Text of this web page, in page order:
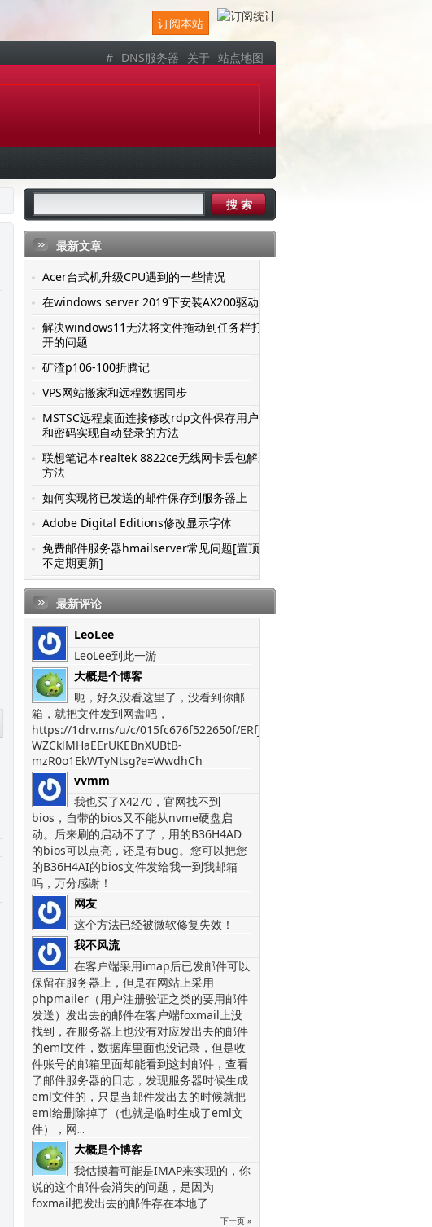
订阅本站
# DNS服务器 关于 站点地图
最新文章
Acer台式机升级CPU遇到的一些情况
在windows server 2019下安装AX200驱动
解决windows11无法将文件拖动到任务栏打
开的问题
矿渣p106-100折腾记
VPS网站搬家和远程数据同步
MSTSC远程桌面连接修改rdp文件保存用户名
和密码实现自动登录的方法
联想笔记本realtek 8822ce无线网卡丢包解决
方法
如何实现将已发送的邮件保存到服务器上
Adobe Digital Editions修改显示字体
免费邮件服务器hmailserver常见问题[置顶-
不定期更新]
最新评论
LeoLee
LeoLee到此一游
大概是个博客
呃，好久没看这里了，没看到你邮
箱，就把文件发到网盘吧，
https://1drv.ms/u/c/015fc676f522650f/ERfJWGVz-
WZCklMHaEErUKEBnXUBtB-
mzR0o1EkWTyNtsg?e=WwdhCh
vvmm
我也买了X4270，官网找不到
bios，自带的bios又不能从nvme硬盘启
动。后来刷的启动不了了，用的B36H4AD
的bios可以点亮，还是有bug。您可以把您
的B36H4AI的bios文件发给我一到我邮箱
吗，万分感谢！
网友
这个方法已经被微软修复失效！
我不风流
在客户端采用imap后已发邮件可以
保留在服务器上，但是在网站上采用
phpmailer（用户注册验证之类的要用邮件
发送）发出去的邮件在客户端foxmail上没
找到，在服务器上也没有对应发出去的邮件
的eml文件，数据库里面也没记录，但是收
件账号的邮箱里面却能看到这封邮件，查看
了邮件服务器的日志，发现服务器时候生成
eml文件的，只是当邮件发出去的时候就把
eml给删除掉了（也就是临时生成了eml文
件），网...
大概是个博客
我估摸着可能是IMAP来实现的，你
说的这个邮件会消失的问题，是因为
foxmail把发出去的邮件存在本地了
下一页 »